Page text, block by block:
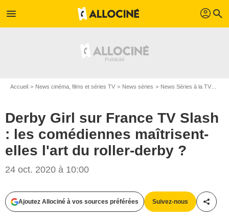
menu profil search
Accueil News cinéma, films et séries TV News séries News Séries à la TV
Derby Girl sur France TV Slash
: les comédiennes maîtrisent-
elles l'art du roller-derby ?
24 oct. 2020 à 10:00
Ajoutez Allociné à vos sources préférées Suivez-nous